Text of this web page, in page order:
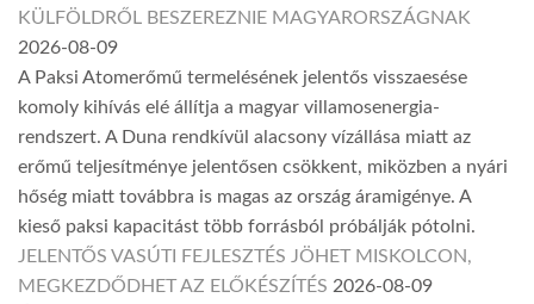
KÜLFÖLDRŐL BESZEREZNIE MAGYARORSZÁGNAK
2026-08-09
A Paksi Atomerőmű termelésének jelentős visszaesése
komoly kihívás elé állítja a magyar villamosenergia-
rendszert. A Duna rendkívül alacsony vízállása miatt az
erőmű teljesítménye jelentősen csökkent, miközben a nyári
hőség miatt továbbra is magas az ország áramigénye. A
kieső paksi kapacitást több forrásból próbálják pótolni.
JELENTŐS VASÚTI FEJLESZTÉS JÖHET MISKOLCON,
MEGKEZDŐDHET AZ ELŐKÉSZÍTÉS 2026-08-09